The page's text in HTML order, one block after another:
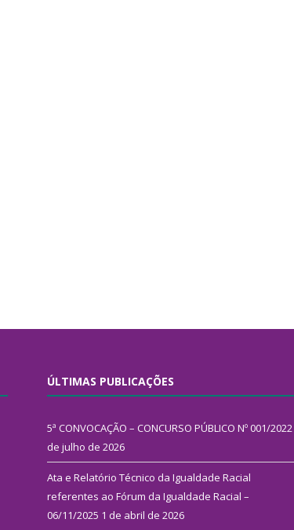
ÚLTIMAS PUBLICAÇÕES
5ª CONVOCAÇÃO – CONCURSO PÚBLICO Nº 001/2022
de julho de 2026
Ata e Relatório Técnico da Igualdade Racial
referentes ao Fórum da Igualdade Racial –
06/11/2025 1 de abril de 2026